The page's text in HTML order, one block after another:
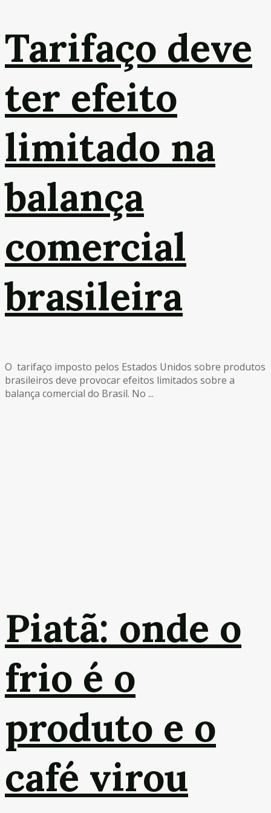
Tarifaço deve
ter efeito
limitado na
balança
comercial
brasileira
O tarifaço imposto pelos Estados Unidos sobre produtos
brasileiros deve provocar efeitos limitados sobre a
balança comercial do Brasil. No ...
Piatã: onde o
frio é o
produto e o
café virou